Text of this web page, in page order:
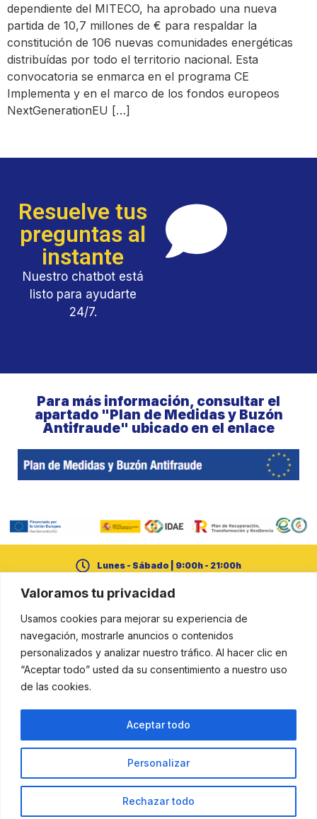
Valoramos tu privacidad
Usamos cookies para mejorar su experiencia de
navegación, mostrarle anuncios o contenidos
personalizados y analizar nuestro tráfico. Al hacer clic en
“Aceptar todo” usted da su consentimiento a nuestro uso
de las cookies.
Personalizar
Rechazar todo
Aceptar todo
dependiente del MITECO, ha aprobado una nueva
partida de 10,7 millones de € para respaldar la
constitución de 106 nuevas comunidades energéticas
distribuídas por todo el territorio nacional. Esta
convocatoria se enmarca en el programa CE
Implementa y en el marco de los fondos europeos
NextGenerationEU […]
Resuelve tus
preguntas al
instante
Nuestro chatbot está
listo para ayudarte
24/7.
Para más información, consultar el
apartado "Plan de Medidas y Buzón
Antifraude" ubicado en el enlace
Lunes - Sábado | 9:00h - 21:00h
+34 950 21 14 65
cerural@dipalme.org
Política de cookies
Política de privacidad
marco del Plan de Recuperación, Transformación y Resiliencia.
© Diputación Provincial de Almería — Oficina de Transformación Comunitaria (OTC
Almería). Todos los derechos reservados.